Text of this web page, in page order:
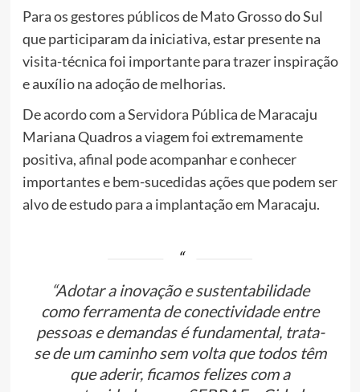
Para os gestores públicos de Mato Grosso do Sul
que participaram da iniciativa, estar presente na
visita-técnica foi importante para trazer inspiração
e auxílio na adoção de melhorias.
De acordo com a Servidora Pública de Maracaju
Mariana Quadros a viagem foi extremamente
positiva, afinal pode acompanhar e conhecer
importantes e bem-sucedidas ações que podem ser
alvo de estudo para a implantação em Maracaju.
“Adotar a inovação e sustentabilidade
como ferramenta de conectividade entre
pessoas e demandas é fundamental, trata-
se de um caminho sem volta que todos têm
que aderir, ficamos felizes com a